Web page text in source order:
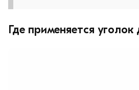
Где применяется